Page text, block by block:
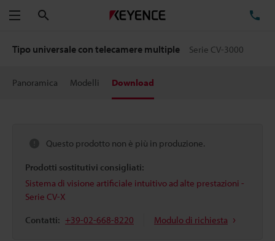
Menu
Tipo universale con telecamere multiple Serie CV-3000
Panoramica Modelli Download
Questo prodotto non è più in produzione.
Prodotti sostitutivi consigliati:
Sistema di visione artificiale intuitivo ad alte prestazioni -
Serie CV-X
Contatti: +39-02-668-8220 Modulo di richiesta